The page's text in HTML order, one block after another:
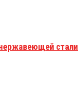
стали